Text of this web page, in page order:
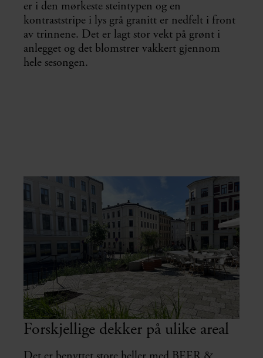
er i den mørkeste steintypen og en
kontraststripe i lys grå granitt er nedfelt i front
av trinnene. Det er lagt stor vekt på grønt i
anlegget og det blomstrer vakkert gjennom
hele sesongen.
Forskjellige dekker på ulike areal